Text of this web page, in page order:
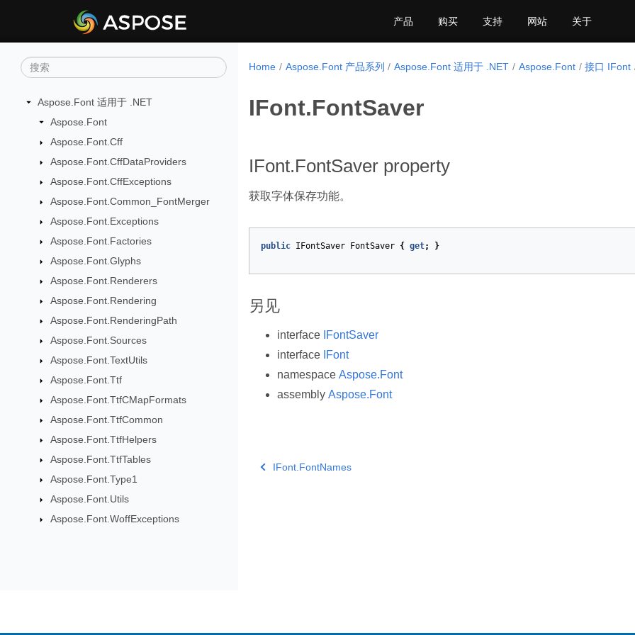
产品 购买 支持 网站 关于
Aspose.Font 适用于 .NET
Aspose.Font
Aspose.Font.Cff
Aspose.Font.CffDataProviders
Aspose.Font.CffExceptions
Aspose.Font.Common_FontMerger
Aspose.Font.Exceptions
Aspose.Font.Factories
Aspose.Font.Glyphs
Aspose.Font.Renderers
Aspose.Font.Rendering
Aspose.Font.RenderingPath
Aspose.Font.Sources
Aspose.Font.TextUtils
Aspose.Font.Ttf
Aspose.Font.TtfCMapFormats
Aspose.Font.TtfCommon
Aspose.Font.TtfHelpers
Aspose.Font.TtfTables
Aspose.Font.Type1
Aspose.Font.Utils
Aspose.Font.WoffExceptions
Home Aspose.Font 产品系列 Aspose.Font 适用于 .NET Aspose.Font 接口 IFont
IFont.FontSaver
IFont.FontSaver property
获取字体保存功能。
public IFontSaver FontSaver { get; }
另见
interface IFontSaver
interface IFont
namespace Aspose.Font
assembly Aspose.Font
IFont.FontNames